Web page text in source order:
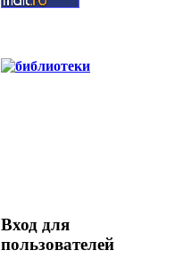
Вход для
пользователей